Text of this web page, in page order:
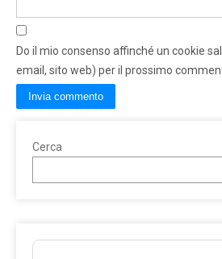
Do il mio consenso affinché un cookie
email, sito web) per il prossimo
Cerca